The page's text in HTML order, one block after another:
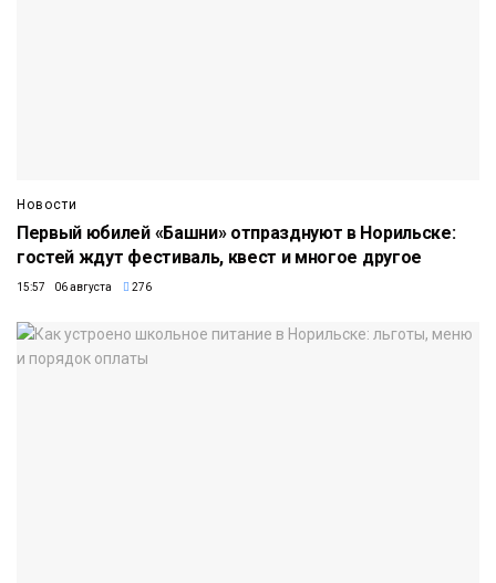
Новости
Первый юбилей «Башни» отпразднуют в Норильске:
гостей ждут фестиваль, квест и многое другое
15:57 06 августа 276